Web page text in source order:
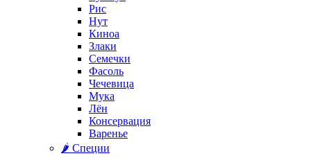
Рис
Нут
Киноа
Злаки
Семечки
Фасоль
Чечевица
Мука
Лён
Консервация
Варенье
🌶️ Специи